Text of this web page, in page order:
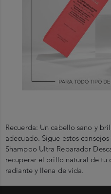
Recuerda: Un cabello sano y
adecuado. Sigue estos
Shampoo Ultra Reparador
recuperar el brillo natural de tu
radiante y llena de vida.